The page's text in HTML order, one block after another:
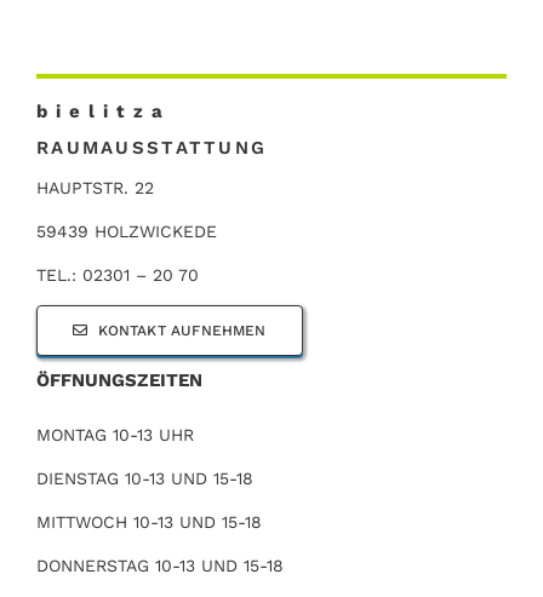
b i e l i t z a
RAUMAUSSTATTUNG
HAUPTSTR. 22
59439 HOLZWICKEDE
TEL.: 02301 – 20 70
KONTAKT AUFNEHMEN
ÖFFNUNGSZEITEN
MONTAG 10-13 UHR
DIENSTAG 10-13 UND 15-18
MITTWOCH 10-13 UND 15-18
DONNERSTAG 10-13 UND 15-18